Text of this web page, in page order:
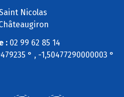
Nicolas
: 02 99 62 85 14
° , -1,50477290000003 °